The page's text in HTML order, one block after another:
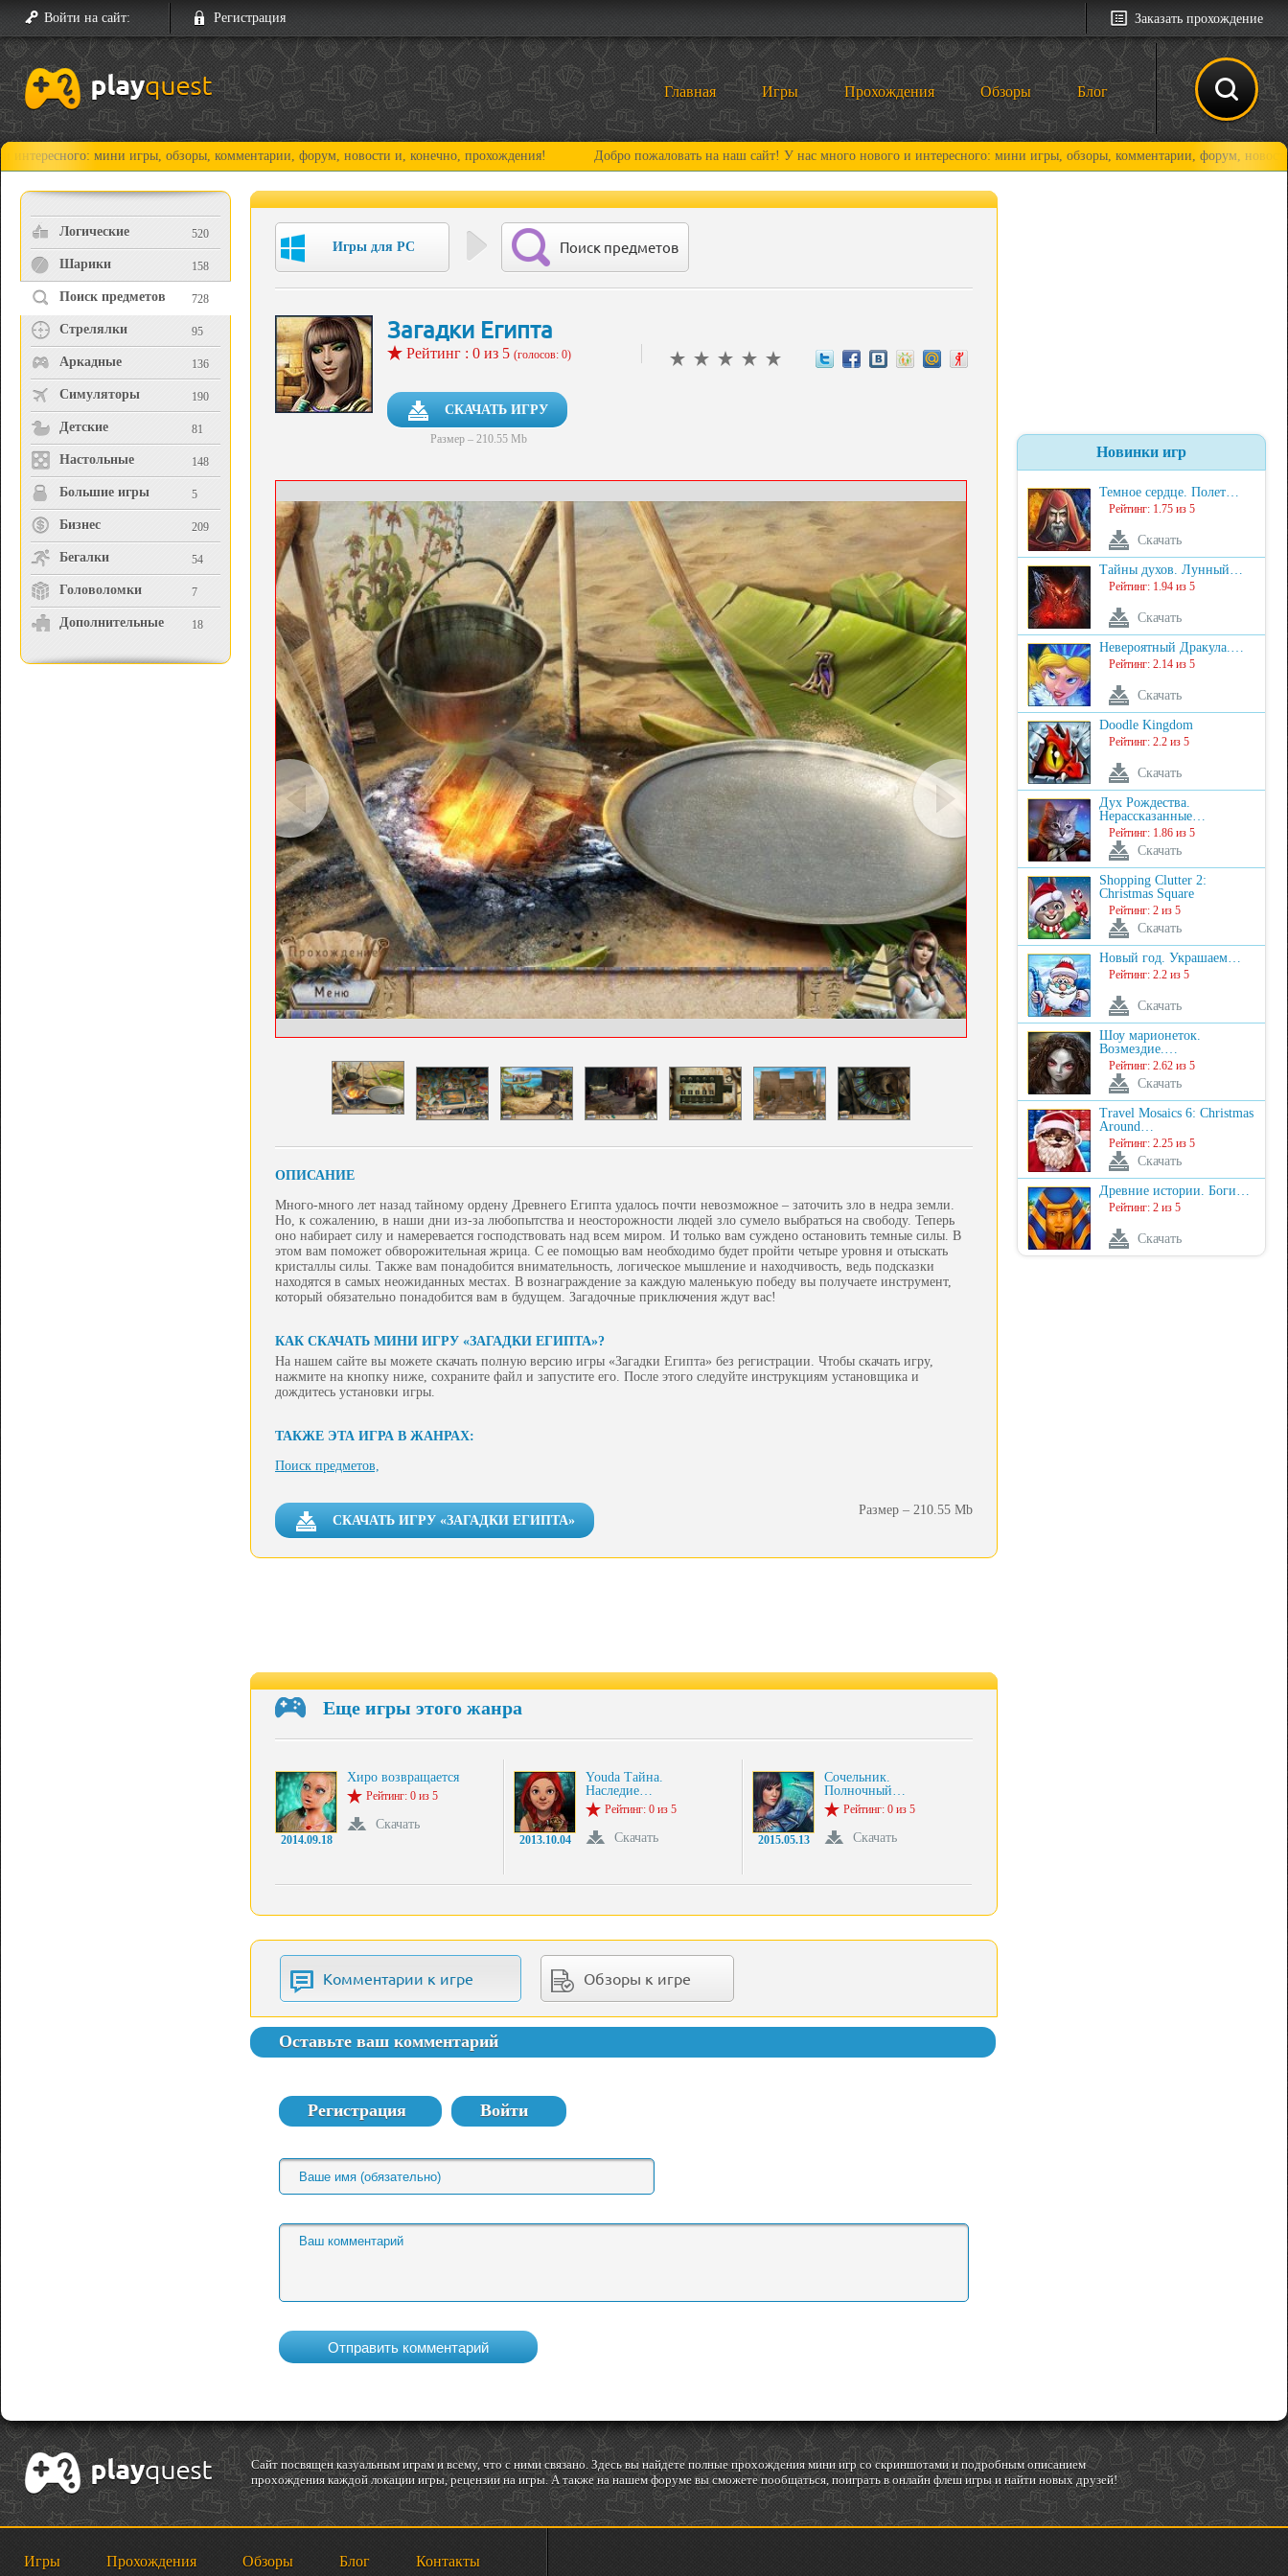
Войти на сайт: Регистрация Заказать прохождение
Главная Игры Прохождения Обзоры Блог
мини игры, обзоры, комментарии, форум, новости и, конечно, прохождения! Добро пожаловать на наш сайт! У нас много нового и интересного: мини игры, обзоры, комментарии, форум, новости и,
Логические 520
Шарики 158
Поиск предметов 728
Стрелялки 95
Аркадные 136
Симуляторы 190
Детские 81
Настольные 148
Большие игры 5
Бизнес 209
Бегалки 54
Головоломки 7
Дополнительные 18
Игры для PC Поиск предметов
Загадки Египта
Рейтинг : 0 из 5 (голосов: 0)
СКАЧАТЬ ИГРУ
Размер – 210.55 Mb
ОПИСАНИЕ
Много-много лет назад тайному ордену Древнего Египта удалось почти невозможное – заточить зло в недра земли.
Но, к сожалению, в наши дни из-за любопытства и неосторожности людей зло сумело выбраться на свободу. Теперь
оно набирает силу и намеревается господствовать над всем миром. И только вам суждено остановить темные силы. В
этом вам поможет обворожительная жрица. С ее помощью вам необходимо будет пройти четыре уровня и отыскать
кристаллы силы. Также вам понадобится внимательность, логическое мышление и находчивость, ведь подсказки
находятся в самых неожиданных местах. В вознаграждение за каждую маленькую победу вы получаете инструмент,
который обязательно понадобится вам в будущем. Загадочные приключения ждут вас!
КАК СКАЧАТЬ МИНИ ИГРУ «ЗАГАДКИ ЕГИПТА»?
На нашем сайте вы можете скачать полную версию игры «Загадки Египта» без регистрации. Чтобы скачать игру,
нажмите на кнопку ниже, сохраните файл и запустите его. После этого следуйте инструкциям установщика и
дождитесь установки игры.
ТАКЖЕ ЭТА ИГРА В ЖАНРАХ:
Поиск предметов,
СКАЧАТЬ ИГРУ «ЗАГАДКИ ЕГИПТА»
Размер – 210.55 Mb
Еще игры этого жанра
2014.09.18
Хиро возвращается
Рейтинг: 0 из 5
Скачать
2013.10.04
Youda Тайна.
Наследие…
Рейтинг: 0 из 5
Скачать 2015.05.13
Сочельник.
Полночный…
Рейтинг: 0 из 5
Скачать
Комментарии к игре Обзоры к игре
Оставьте ваш комментарий
Регистрация Войти
Новинки игр
Темное сердце. Полет…
Рейтинг: 1.75 из 5
Скачать
Тайны духов. Лунный…
Рейтинг: 1.94 из 5
Скачать
Невероятный Дракула.…
Рейтинг: 2.14 из 5
Скачать
Doodle Kingdom
Рейтинг: 2.2 из 5
Скачать
Дух Рождества.
Нерассказанные…
Рейтинг: 1.86 из 5
Скачать
Shopping Clutter 2:
Christmas Square
Рейтинг: 2 из 5
Скачать
Новый год. Украшаем…
Рейтинг: 2.2 из 5
Скачать
Шоу марионеток.
Возмездие.…
Рейтинг: 2.62 из 5
Скачать
Travel Mosaics 6: Christmas
Around…
Рейтинг: 2.25 из 5
Скачать
Древние истории. Боги…
Рейтинг: 2 из 5
Скачать
Cайт посвящен казуальным играм и всему, что с ними связано. Здесь вы найдете полные прохождения мини игр со скриншотами и подробным описанием
прохождения каждой локации игры, рецензии на игры. А также на нашем форуме вы сможете пообщаться, поиграть в онлайн флеш игры и найти новых друзей!
Игры Прохождения Обзоры Блог Контакты